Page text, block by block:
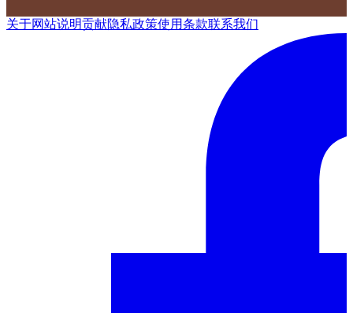
关于网站说明贡献隐私政策使用条款联系我们